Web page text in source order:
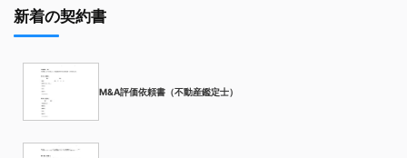
新着の契約書
M&A評価依頼書（不動産鑑定士）